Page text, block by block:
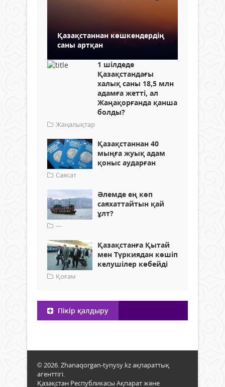
Қазақстаннан көшкендердің
саны артқан
1 шілдеде
Қазақстандағы
халық саны 18,5 млн
адамға жетті, ал
Жаңақорғанда қанша
болды?
Жаңалықтар
Қазақстаннан 40
мыңға жуық адам
қоныс аударған
Саясат
Әлемде ең көп
саяхаттайтын қай
ұлт?
---
Қазақстанға Қытай
мен Түркиядан көшіп
келушілер көбейді
Қоғам
Пікір қалдыру
© 2026. Zhanaqorgan-tynysy.kz ақпараттық
агенттігі.
Қазақстан Республикасы Ақпарат және